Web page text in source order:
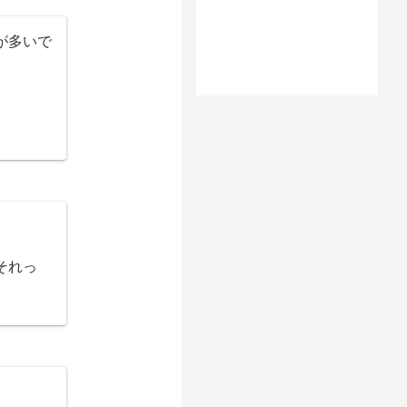
多いで
れっ